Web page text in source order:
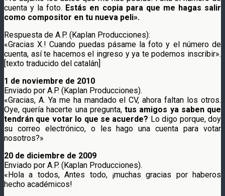
cuenta y la foto. Estás en copia para que me hagas salir
como compositor en tu nueva peli».
Respuesta de A.P. (Kaplan Producciones):
«Gracias X.! Cuando puedas pásame la foto y el número de
cuenta, así te hacemos el ingreso y ya te podemos inscribir».
[texto traducido del catalán]
1 de noviembre de 2010
Enviado por A.P. (Kaplan Producciones).
«Gracias, A. Ya me ha mandado el CV, ahora faltan los otros.
Oye, quería hacerte una pregunta,tus amigos ya saben que
tendrán que votar lo que se acuerde? Lo digo porque, doy
su correo electrónico, o les hago una cuenta para votar
nosotros?»
20 de diciembre de 2009
Enviado por A.P. (Kaplan Producciones).
«Hola a todos, Antes todo, ¡muchas gracias por haberos
hecho académicos!